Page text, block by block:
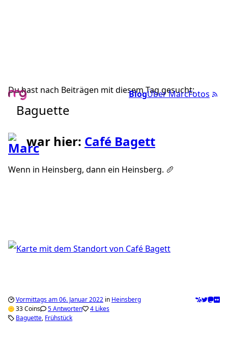
BlogÜber MarcFotos
Du hast nach Beiträgen mit diesem Tag gesucht:
Baguette
war hier: Café Bagett
Wenn in Heinsberg, dann ein Heinsberg. 🥖
Vormittags am 06. Januar 2022 in Heinsberg
33 Coins
5 Antworten
4 Likes
Baguette Frühstück